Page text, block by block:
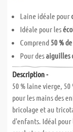
Laine idéale pour
Idéale pour les
Comprend 50 %
Pour desaiguilles
Description -
50 % laine vierge,
pour les mains des
bricolage et au
d'enfants. Idéal